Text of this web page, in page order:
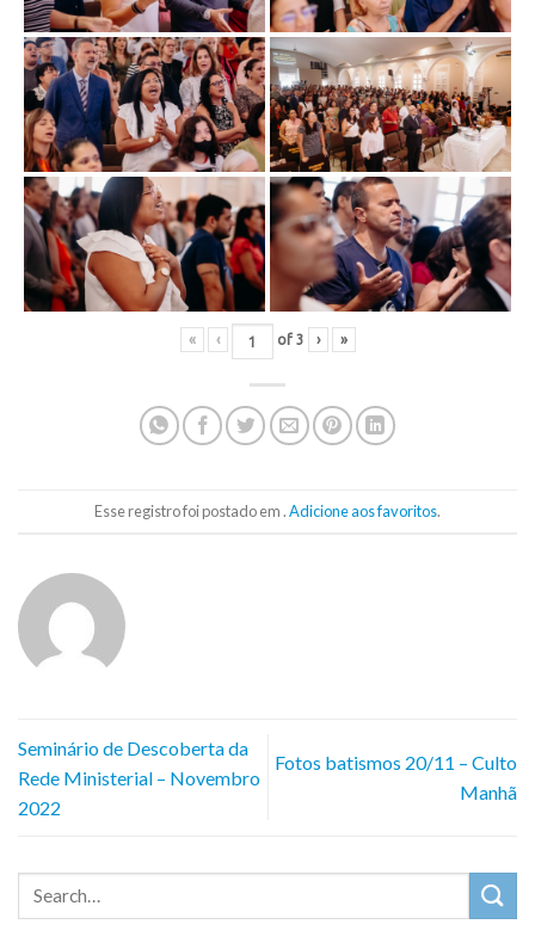
« ‹ of 3 › »
Esse registro foi postado em .Adicione aos favoritos.
Seminário de Descoberta da
Rede Ministerial – Novembro
2022
Fotos batismos 20/11 – Culto
Manhã